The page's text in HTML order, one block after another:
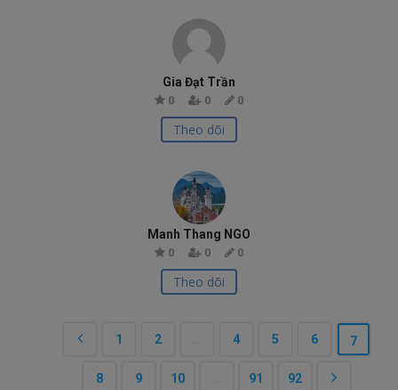
Gia Đạt Trần
0 0 0
Theo dõi
Manh Thang NGO
0 0 0
Theo dõi
1 2 4 5 6 7
8 9 10 91 92